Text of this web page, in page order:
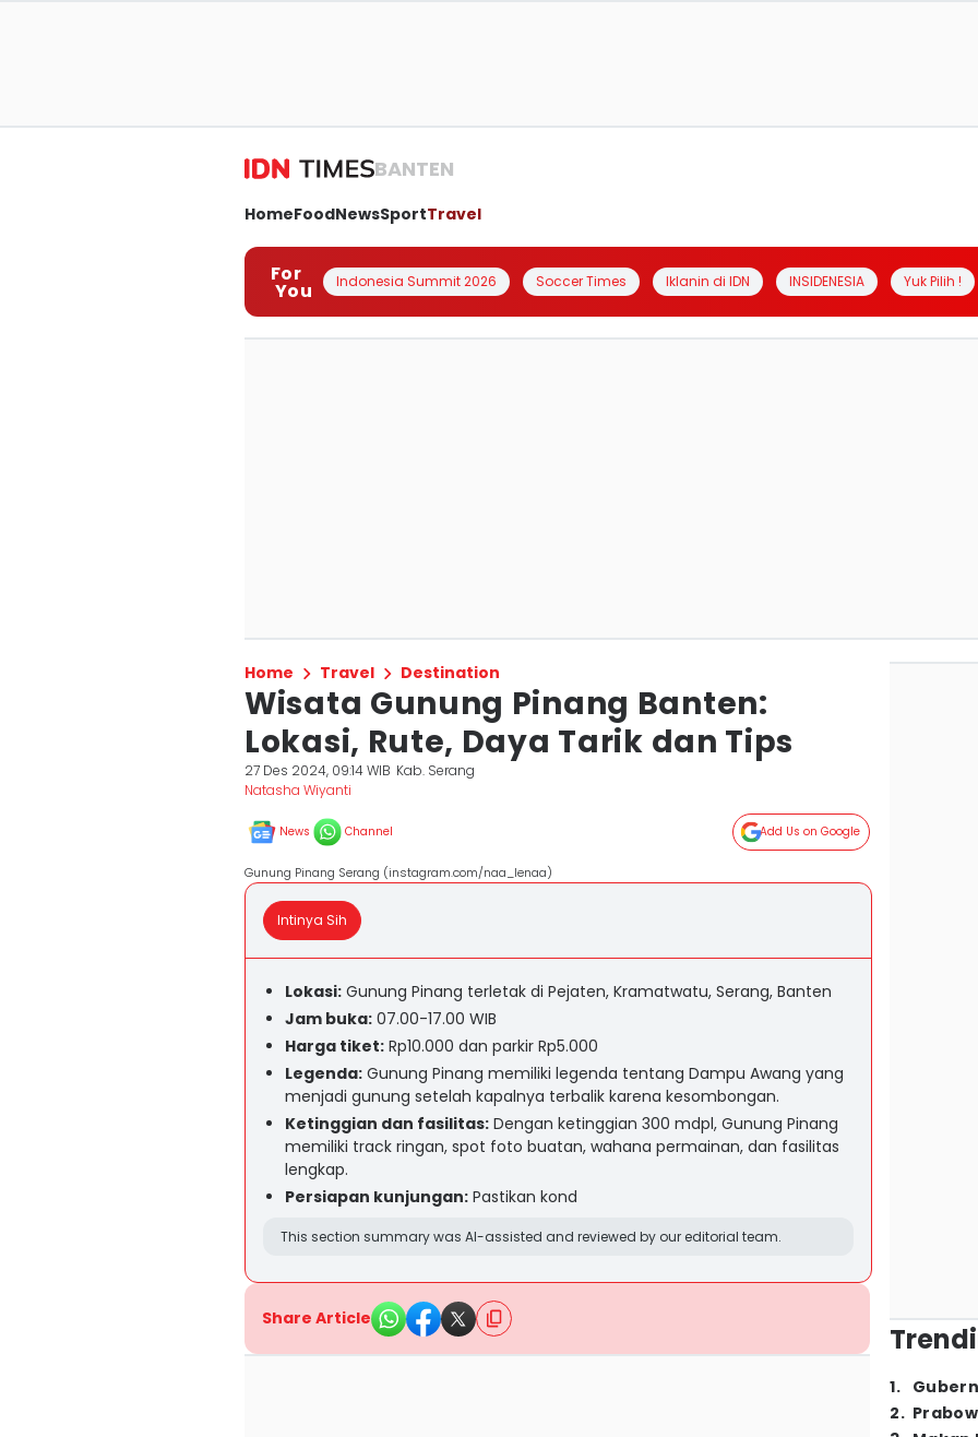
BANTEN
HomeFoodNewsSportTravel
For
You Indonesia Summit 2026 Soccer Times Iklanin di IDN INSIDENESIA Yuk Pilih !
Home Travel Destination
Wisata Gunung Pinang Banten:
Lokasi, Rute, Daya Tarik dan Tips
27 Des 2024, 09:14 WIB Kab. Serang
Natasha Wiyanti
News Channel Add Us on Google
Gunung Pinang Serang (instagram.com/naa_lenaa)
Intinya Sih
Lokasi: Gunung Pinang terletak di Pejaten, Kramatwatu, Serang, Banten
Jam buka: 07.00-17.00 WIB
Harga tiket: Rp10.000 dan parkir Rp5.000
Legenda: Gunung Pinang memiliki legenda tentang Dampu Awang yang
menjadi gunung setelah kapalnya terbalik karena kesombongan.
Ketinggian dan fasilitas: Dengan ketinggian 300 mdpl, Gunung Pinang
memiliki track ringan, spot foto buatan, wahana permainan, dan fasilitas
lengkap.
Persiapan kunjungan: Pastikan kond
This section summary was AI-assisted and reviewed by our editorial team.
Share Article
1.
2.